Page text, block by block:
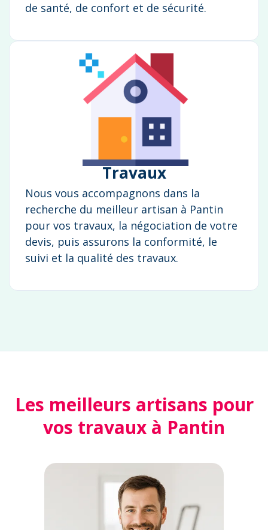
de santé, de confort et de sécurité.
Travaux
Nous vous accompagnons dans la
recherche du meilleur artisan à Pantin
pour vos travaux, la négociation de votre
devis, puis assurons la conformité, le
suivi et la qualité des travaux.
Les meilleurs artisans pour
vos travaux à Pantin